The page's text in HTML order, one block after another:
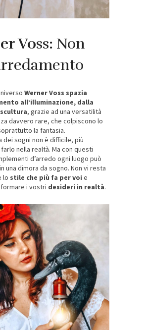
Voss: Non
Werner Voss spazia
all’illuminazione, dalla
, grazie ad una versatilità
davvero rare, che colpiscono lo
la fantasia.
dei sogni non è difficile, più
nella realtà. Ma con questi
d’arredo ogni luogo può
una dimora da sogno. Non vi resta
lo stile che più fa per voi e
i vostri desideri in realtà.